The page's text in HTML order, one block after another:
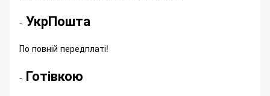
- УкрПошта
По повній передплаті!
- Готівкою